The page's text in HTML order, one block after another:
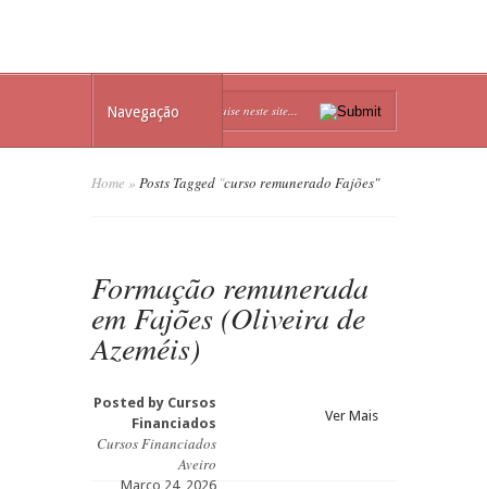
Navegação
Home » Posts Tagged "curso remunerado Fajões"
Formação remunerada
em Fajões (Oliveira de
Azeméis)
Posted by Cursos
Financiados
Cursos Financiados
Aveiro
Março 24, 2026
Ver Mais